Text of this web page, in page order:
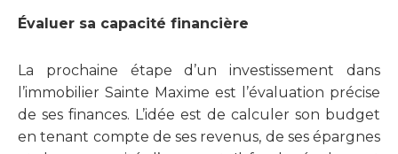
Évaluer sa capacité financière
La prochaine étape d’un investissement dans
l’immobilier Sainte Maxime est l’évaluation précise
de ses finances. L’idée est de calculer son budget
en tenant compte de ses revenus, de ses épargnes